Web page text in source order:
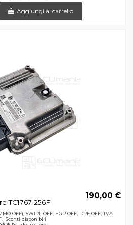
Aggiungi al carrello
TC1767-256F
190,00 €
OFF), SWIRL OFF, EGR OFF, DPF OFF, TVA
Sconti disponibili